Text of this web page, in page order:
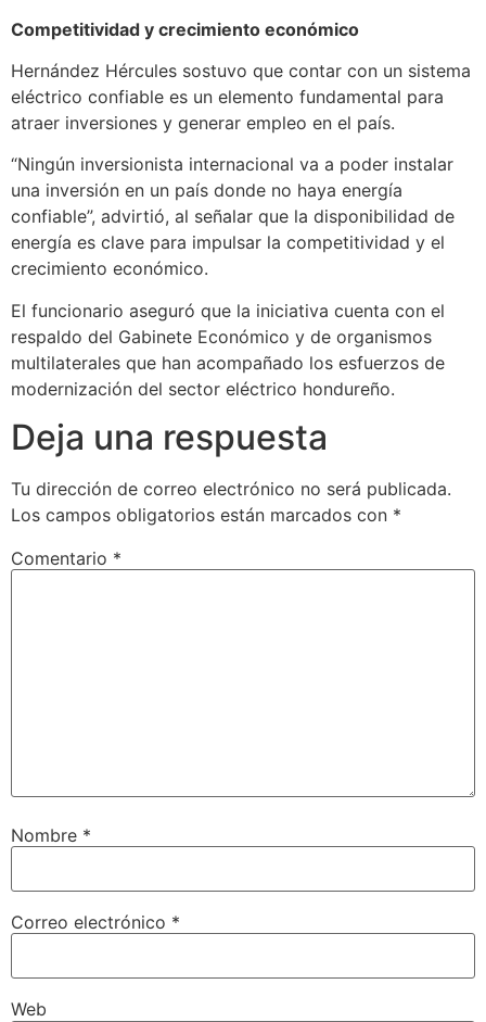
Competitividad y crecimiento económico
Hernández Hércules sostuvo que contar con un sistema
eléctrico confiable es un elemento fundamental para
atraer inversiones y generar empleo en el país.
“Ningún inversionista internacional va a poder instalar
una inversión en un país donde no haya energía
confiable”, advirtió, al señalar que la disponibilidad de
energía es clave para impulsar la competitividad y el
crecimiento económico.
El funcionario aseguró que la iniciativa cuenta con el
respaldo del Gabinete Económico y de organismos
multilaterales que han acompañado los esfuerzos de
modernización del sector eléctrico hondureño.
Deja una respuesta
Tu dirección de correo electrónico no será publicada.
Los campos obligatorios están marcados con *
Comentario *
Nombre *
Correo electrónico *
Web